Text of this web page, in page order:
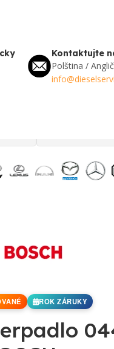
Kontaktujte
Polština /
ROK ZÁRUKY